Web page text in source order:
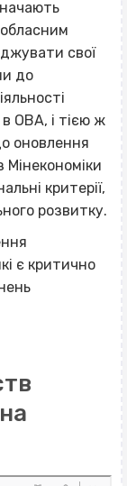
обласним
свої
до
ОВА, і тією ж
оновлення
Мінекономіки
критерії,
розвитку.
є критично